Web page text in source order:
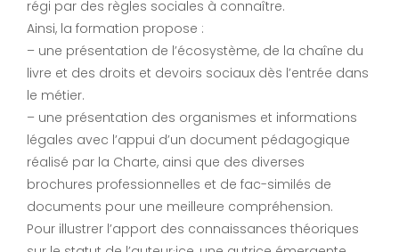
régi par des règles sociales à connaître.
Ainsi, la formation propose :
– une présentation de l’écosystème, de la chaîne du
livre et des droits et devoirs sociaux dès l’entrée dans
le métier.
– une présentation des organismes et informations
légales avec l’appui d’un document pédagogique
réalisé par la Charte, ainsi que des diverses
brochures professionnelles et de fac-similés de
documents pour une meilleure compréhension.
Pour illustrer l’apport des connaissances théoriques